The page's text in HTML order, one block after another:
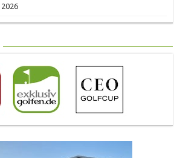
2026